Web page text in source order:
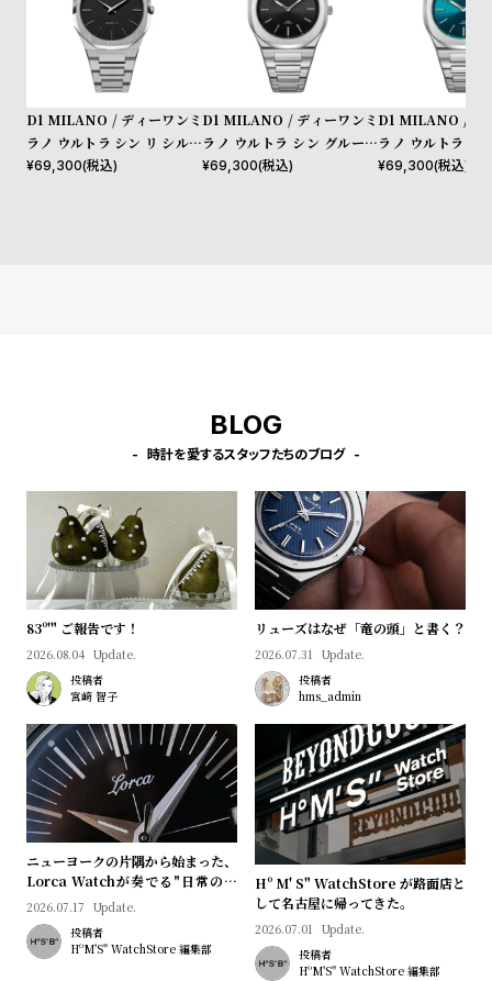
ピ
ン
つ
い
あ
る
質
問
い
合
わ
せ
D1 MILANO / ディーワンミ
ラノ ウルトラ シン リ シルバ
ー
¥69,300(税込)
D1 MILANO / ディーワンミ
ラノ ウルトラ シン グルーヴ
ィー ブラック
¥69,300(税込)
D1 MILANO / デ
ラノ ウルトラ シ
ィー グリーン
¥69,300(税込)
BLOG
時計を愛するスタッフたちのブログ
83º'" ご報告です！
2026.08.04 Update.
投稿者
宮﨑 智子
リューズはなぜ「竜の頭」と書く？
2026.07.31 Update.
投稿者
hms_admin
ニューヨークの片隅から始まった、
Lorca Watchが奏でる"日常のロ
マン"｜Brand Picks #08
2026.07.17 Update.
投稿者
HºM'S" WatchStore 編集部
Hº M' S" WatchStore が路面店と
して名古屋に帰ってきた。
2026.07.01 Update.
投稿者
HºM'S" WatchStore 編集部